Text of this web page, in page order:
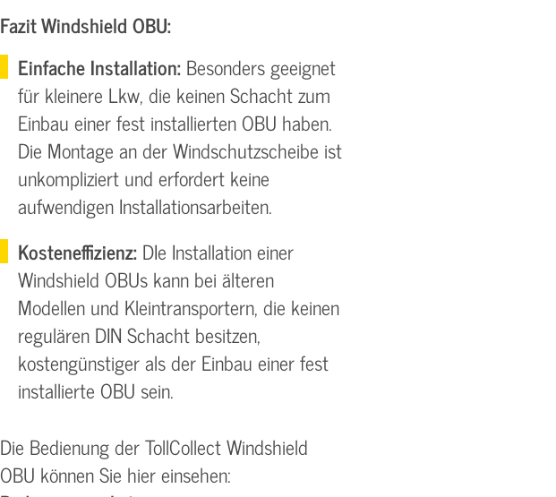
Fazit Windshield OBU:
Einfache Installation:Besonders geeignet
für kleinere Lkw, die keinen Schacht zum
Einbau einer fest installierten OBU haben.
Die Montage an der Windschutzscheibe ist
unkompliziert und erfordert keine
aufwendigen Installationsarbeiten.
Kosteneffizienz:DIe Installation einer
Windshield OBUs kann bei älteren
Modellen und Kleintransportern, die keinen
regulären DIN Schacht besitzen,
kostengünstiger als der Einbau einer fest
installierte OBU sein.
Die Bedienung der TollCollect Windshield
OBU können Sie hier einsehen: